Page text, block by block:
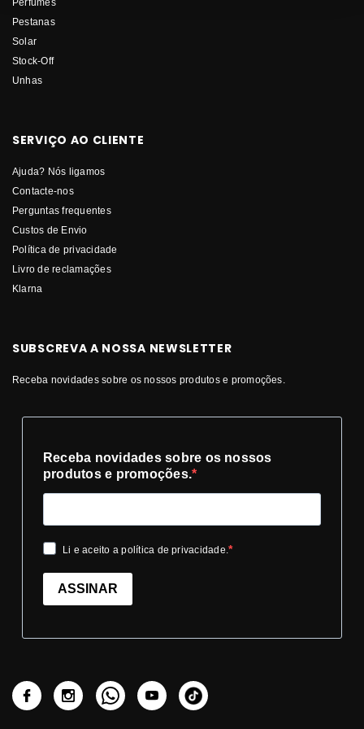
Pestanas
Solar
Stock-Off
Unhas
SERVIÇO AO CLIENTE
Ajuda? Nós ligamos
Contacte-nos
Perguntas frequentes
Custos de Envio
Política de privacidade
Livro de reclamações
Klarna
SUBSCREVA A NOSSA NEWSLETTER
Receba novidades sobre os nossos produtos e promoções.
Receba novidades sobre os nossos
produtos e promoções.
Li e aceito a política de privacidade.
ASSINAR